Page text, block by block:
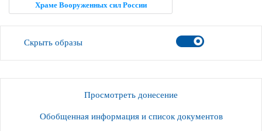
Храме Вооруженных сил России
Скрыть образы
Просмотреть донесение
Обобщенная информация и список документов